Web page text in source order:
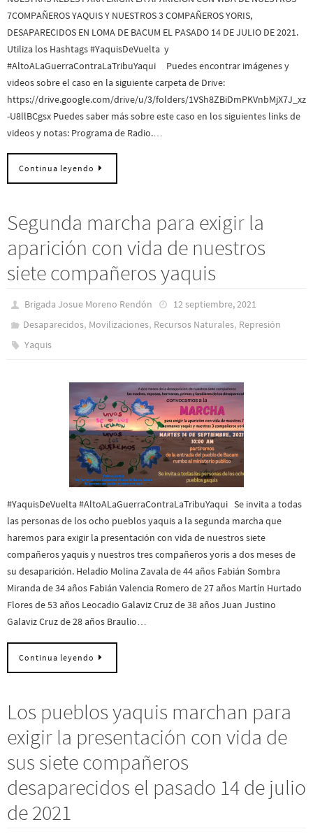
7COMPAÑEROS YAQUIS Y NUESTROS 3 COMPAÑEROS YORIS,
DESAPARECIDOS EN LOMA DE BACUM EL PASADO 14 DE JULIO DE 2021.
Utiliza los Hashtags #YaquisDeVuelta y
#AltoALaGuerraContraLaTribuYaqui Puedes encontrar imágenes y
videos sobre el caso en la siguiente carpeta de Drive:
https://drive.google.com/drive/u/3/folders/1VSh8ZBiDmPKVnbMjX7J_xz
-U8llBCgsx Puedes saber más sobre este caso en los siguientes links de
videos y notas: Programa de Radio.…
Continua leyendo
Segunda marcha para exigir la
aparición con vida de nuestros
siete compañeros yaquis
Brigada Josue Moreno Rendón
12 septiembre, 2021
Desaparecidos, Movilizaciones, Recursos Naturales, Represión
Yaquis
#YaquisDeVuelta #AltoALaGuerraContraLaTribuYaqui Se invita a todas
las personas de los ocho pueblos yaquis a la segunda marcha que
haremos para exigir la presentación con vida de nuestros siete
compañeros yaquis y nuestros tres compañeros yoris a dos meses de
su desaparición. Heladio Molina Zavala de 44 años Fabián Sombra
Miranda de 34 años Fabián Valencia Romero de 27 años Martín Hurtado
Flores de 53 años Leocadio Galaviz Cruz de 38 años Juan Justino
Galaviz Cruz de 28 años Braulio…
Continua leyendo
Los pueblos yaquis marchan para
exigir la presentación con vida de
sus siete compañeros
desaparecidos el pasado 14 de julio
de 2021